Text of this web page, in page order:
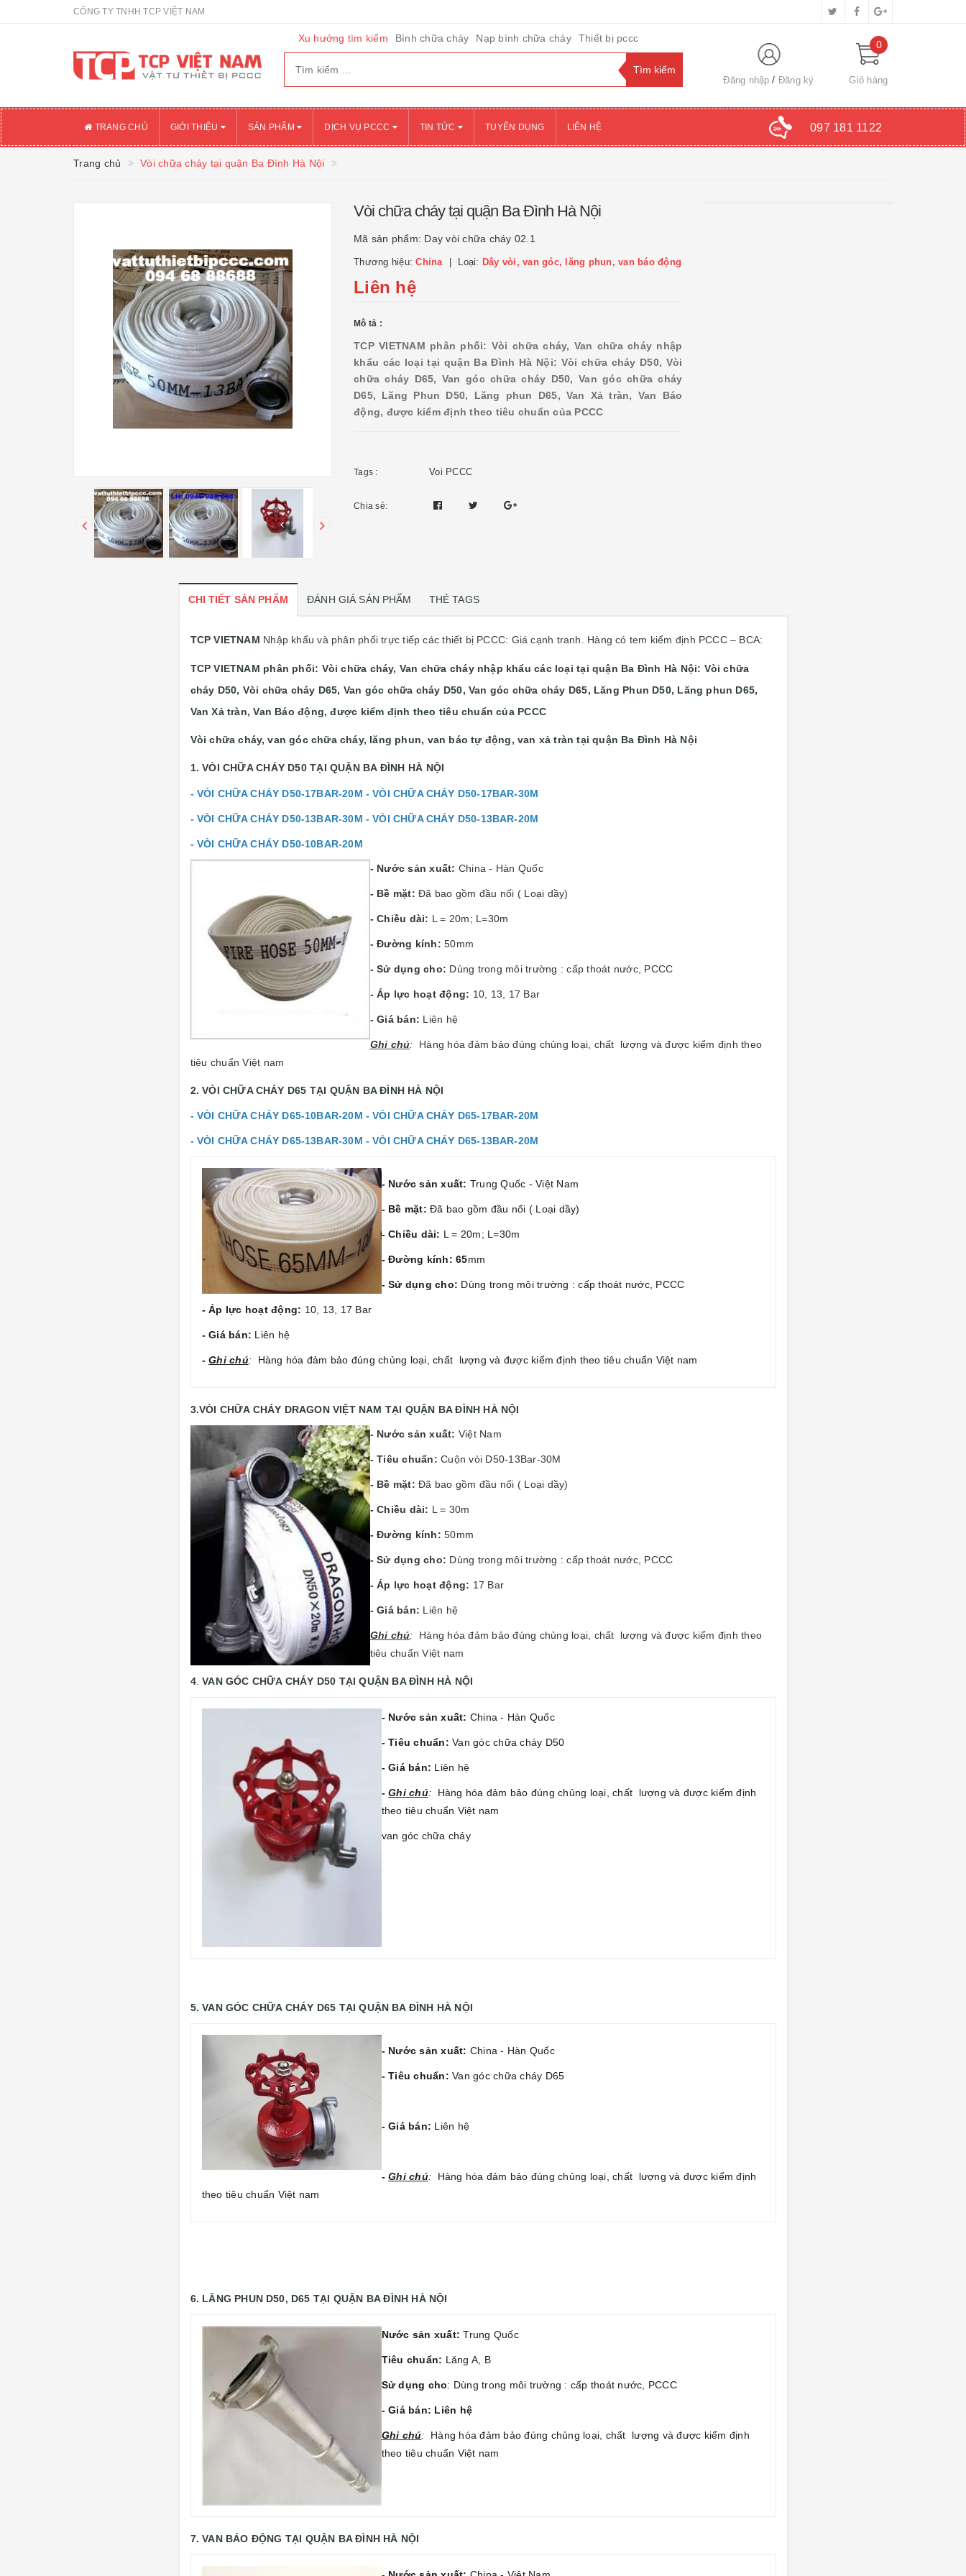
CÔNG TY TNHH TCP VIỆT NAM
Xu hướng tìm kiếm Bình chữa cháy Nạp bình chữa cháy Thiết bị pccc
Đăng nhập Đăng ký
0
Giỏ hàng
TRANG CHỦ GIỚI THIỆU SẢN PHẨM DỊCH VỤ PCCC TIN TỨC TUYỂN DỤNG LIÊN HỆ 097 181 1122
Trang chủ Vòi chữa cháy tại quận Ba Đình Hà Nội
Vòi chữa cháy tại quận Ba Đình Hà Nội
Mã sản phẩm: Day vòi chữa cháy 02.1
Thương hiệu:China Loại: Dây vòi, van góc, lăng phun, van báo động
Liên hệ
Mô tả :
TCP VIETNAM phân phối: Vòi chữa cháy, Van chữa cháy nhập
khẩu các loại tại quận Ba Đình Hà Nội: Vòi chữa cháy D50, Vòi
chữa cháy D65, Van góc chữa cháy D50, Van góc chữa cháy
D65, Lăng Phun D50, Lăng phun D65, Van Xả tràn, Van Báo
động, được kiểm định theo tiêu chuẩn của PCCC
Tags : Voi PCCC
Chia sẻ:
CHI TIẾT SẢN PHẨM ĐÁNH GIÁ SẢN PHẨM THẺ TAGS
TCP VIETNAM Nhập khẩu và phân phối trực tiếp các thiết bị PCCC: Giá cạnh tranh. Hàng có tem kiểm định PCCC – BCA:
TCP VIETNAM phân phối: Vòi chữa cháy, Van chữa cháy nhập khẩu các loại tại quận Ba Đình Hà Nội: Vòi chữa
cháy D50, Vòi chữa cháy D65, Van góc chữa cháy D50, Van góc chữa cháy D65, Lăng Phun D50, Lăng phun D65,
Van Xả tràn, Van Báo động, được kiểm định theo tiêu chuẩn của PCCC
Vòi chữa cháy, van góc chữa cháy, lăng phun, van báo tự động, van xả tràn tại quận Ba Đình Hà Nội
1. VÒI CHỮA CHÁY D50 TẠI QUẬN BA ĐÌNH HÀ NỘI
- VÒI CHỮA CHÁY D50-17BAR-20M -VÒI CHỮA CHÁY D50-17BAR-30M
- VÒI CHỮA CHÁY D50-13BAR-30M -VÒI CHỮA CHÁY D50-13BAR-20M
- VÒI CHỮA CHÁY D50-10BAR-20M
- Nước sản xuất: China - Hàn Quốc
- Bề mặt: Đã bao gồm đầu nối ( Loại dầy)
- Chiều dài: L = 20m; L=30m
- Đường kính: 50mm
- Sử dụng cho: Dùng trong môi trường : cấp thoát nước, PCCC
- Áp lực hoạt động: 10, 13, 17 Bar
- Giá bán: Liên hệ
Ghi chú: Hàng hóa đảm bảo đúng chủng loại, chất lượng và được kiểm định theo
tiêu chuẩn Việt nam
2. VÒI CHỮA CHÁY D65 TẠI QUẬN BA ĐÌNH HÀ NỘI
- VÒI CHỮA CHÁY D65-10BAR-20M -VÒI CHỮA CHÁY D65-17BAR-20M
- VÒI CHỮA CHÁY D65-13BAR-30M -VÒI CHỮA CHÁY D65-13BAR-20M
- Nước sản xuất: Trung Quốc - Việt Nam
- Bề mặt: Đã bao gồm đầu nối ( Loại dầy)
- Chiều dài: L = 20m; L=30m
- Đường kính: 65mm
- Sử dụng cho: Dùng trong môi trường : cấp thoát nước, PCCC
- Áp lực hoạt động: 10, 13, 17 Bar
- Giá bán: Liên hệ
- Ghi chú: Hàng hóa đảm bảo đúng chủng loại, chất lượng và được kiểm định theo tiêu chuẩn Việt nam
3.VÒI CHỮA CHÁY DRAGON VIỆT NAM TẠI QUẬN BA ĐÌNH HÀ NỘI
- Nước sản xuất: Việt Nam
- Tiêu chuẩn: Cuộn vòi D50-13Bar-30M
- Bề mặt: Đã bao gồm đầu nối ( Loại dầy)
- Chiều dài: L = 30m
- Đường kính: 50mm
- Sử dụng cho: Dùng trong môi trường : cấp thoát nước, PCCC
- Áp lực hoạt động: 17 Bar
- Giá bán: Liên hệ
Ghi chú: Hàng hóa đảm bảo đúng chủng loại, chất lượng và được kiểm định theo
tiêu chuẩn Việt nam
4.VAN GÓC CHỮA CHÁY D50 TẠI QUẬN BA ĐÌNH HÀ NỘI
- Nước sản xuất: China - Hàn Quốc
- Tiêu chuẩn: Van góc chữa cháy D50
- Giá bán: Liên hệ
- Ghi chú: Hàng hóa đảm bảo đúng chủng loại, chất lượng và được kiểm định
theo tiêu chuẩn Việt nam
van góc chữa cháy
5. VAN GÓC CHỮA CHÁY D65 TẠI QUẬN BA ĐÌNH HÀ NỘI
- Nước sản xuất: China - Hàn Quốc
- Tiêu chuẩn: Van góc chữa cháy D65
- Giá bán: Liên hệ
- Ghi chú: Hàng hóa đảm bảo đúng chủng loại, chất lượng và được kiểm định
theo tiêu chuẩn Việt nam
6. LĂNG PHUN D50, D65 TẠI QUẬN BA ĐÌNH HÀ NỘI
Nước sản xuất: Trung Quốc
Tiêu chuẩn: Lăng A, B
Sử dụng cho: Dùng trong môi trường : cấp thoát nước, PCCC
- Giá bán: Liên hệ
Ghi chú: Hàng hóa đảm bảo đúng chủng loại, chất lượng và được kiểm định
theo tiêu chuẩn Việt nam
7. VAN BÁO ĐỘNG TẠI QUẬN BA ĐÌNH HÀ NỘI